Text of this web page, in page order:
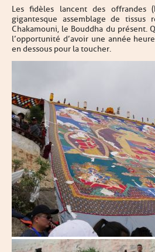
Les fidèles lancent des offrandes
gigantesque assemblage de tissus
Chakamouni, le Bouddha du présent.
l’opportunité d’avoir une année
en dessous pour la toucher.